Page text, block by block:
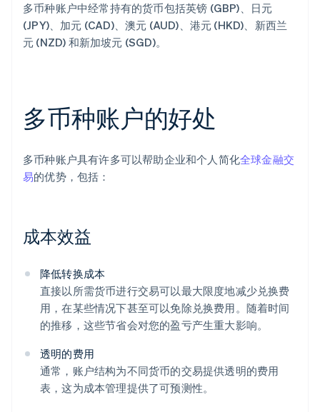
多币种账户中经常持有的货币包括英镑 (GBP)、日元
(JPY)、加元 (CAD)、澳元 (AUD)、港元 (HKD)、新西兰
元 (NZD) 和新加坡元 (SGD)。
多币种账户的好处
多币种账户具有许多可以帮助企业和个人简化全球金融交
易的优势，包括：
成本效益
降低转换成本
直接以所需货币进行交易可以最大限度地减少兑换费
用，在某些情况下甚至可以免除兑换费用。随着时间
的推移，这些节省会对您的盈亏产生重大影响。
透明的费用
通常，账户结构为不同货币的交易提供透明的费用
表，这为成本管理提供了可预测性。